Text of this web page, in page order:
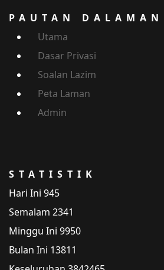
PAUTAN DALAMAN
Utama
Dasar Privasi
Soalan Lazim
Peta Laman
Admin
STATISTIK
Hari Ini 945
Semalam 2341
Minggu Ini 9950
Bulan Ini 13811